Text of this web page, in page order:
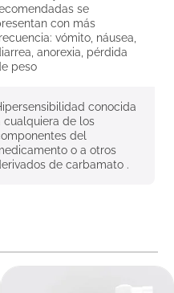
se
con más
vómito, náusea,
anorexia, pérdida
peso
conocida
cualquiera de los
del
o a otros
de carbamato .